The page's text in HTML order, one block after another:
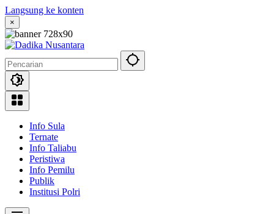
Langsung ke konten
×
Info Sula
Ternate
Info Taliabu
Peristiwa
Info Pemilu
Publik
Institusi Polri